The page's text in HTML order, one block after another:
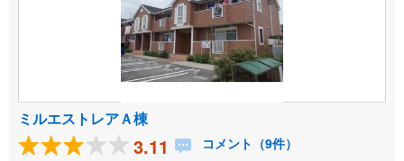
ミルエストレアＡ棟
3.11 コメント（9件）